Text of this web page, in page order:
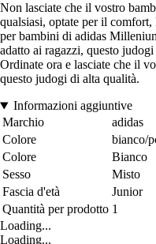
Non lasciate che il vostro
qualsiasi, optate per il
per bambini di adidas
adatto ai ragazzi, questo
Ordinate ora e lasciate che il
questo judogi di alta qualità.
Informazioni aggiuntive
Marchio
adidas
Colore
bianco/
Colore
Bianco
Sesso
Misto
Fascia d'età
Junior
Quantità per prodotto 1
Loading...
Loading...